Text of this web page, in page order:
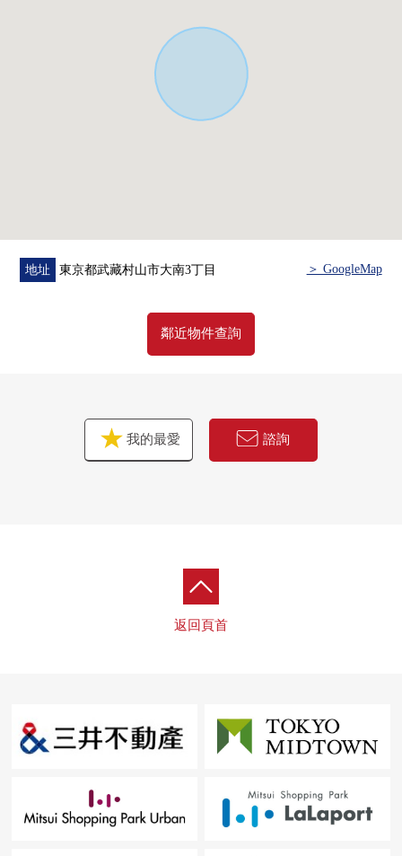
地址 東京都武藏村山市大南3丁目 ＞ GoogleMap
鄰近物件查詢
我的最愛 諮詢
返回頁首